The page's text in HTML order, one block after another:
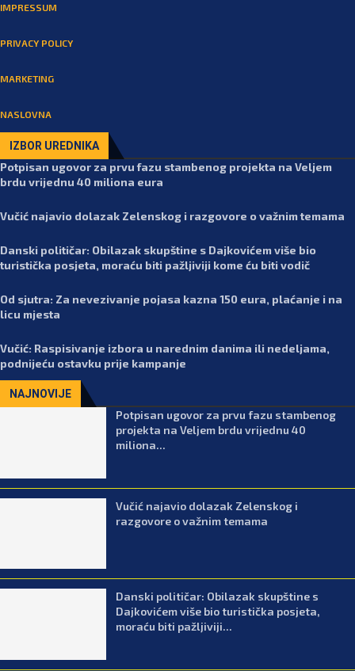
IMPRESSUM
PRIVACY POLICY
MARKETING
NASLOVNA
IZBOR UREDNIKA
Potpisan ugovor za prvu fazu stambenog projekta na Veljem
brdu vrijednu 40 miliona eura
Vučić najavio dolazak Zelenskog i razgovore o važnim temama
Danski političar: Obilazak skupštine s Dajkovićem više bio
turistička posjeta, moraću biti pažljiviji kome ću biti vodič
Od sjutra: Za nevezivanje pojasa kazna 150 eura, plaćanje i na
licu mjesta
Vučić: Raspisivanje izbora u narednim danima ili nedeljama,
podnijeću ostavku prije kampanje
NAJNOVIJE
Potpisan ugovor za prvu fazu stambenog
projekta na Veljem brdu vrijednu 40
miliona...
Vučić najavio dolazak Zelenskog i
razgovore o važnim temama
Danski političar: Obilazak skupštine s
Dajkovićem više bio turistička posjeta,
moraću biti pažljiviji...